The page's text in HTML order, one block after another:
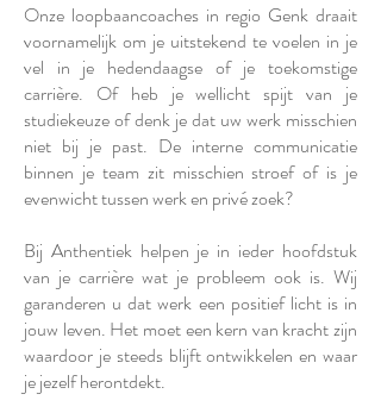
Onze loopbaancoaches in regio Genk draait
voornamelijk om je uitstekend te voelen in je
vel in je hedendaagse of je toekomstige
carrière. Of heb je wellicht spijt van je
studiekeuze of denk je dat uw werk misschien
niet bij je past. De interne communicatie
binnen je team zit misschien stroef of is je
evenwicht tussen werk en privé zoek?
Bij Anthentiek helpen je in ieder hoofdstuk
van je carrière wat je probleem ook is. Wij
garanderen u dat werk een positief licht is in
jouw leven. Het moet een kern van kracht zijn
waardoor je steeds blijft ontwikkelen en waar
je jezelf herontdekt.